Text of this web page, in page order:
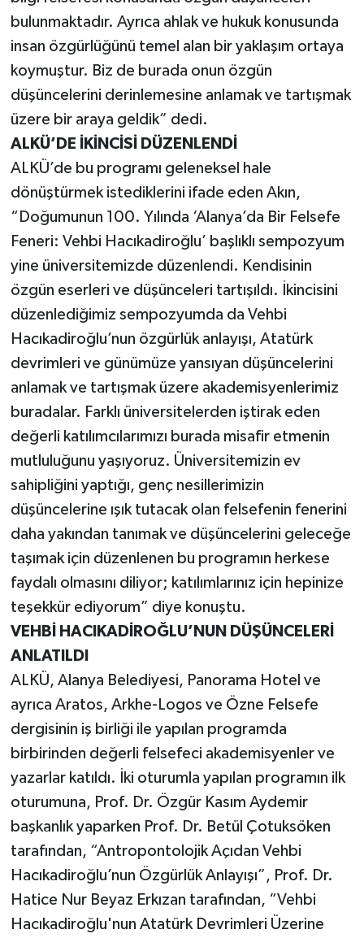
bulunmaktadır. Ayrıca ahlak ve hukuk konusunda
insan özgürlüğünü temel alan bir yaklaşım ortaya
koymuştur. Biz de burada onun özgün
düşüncelerini derinlemesine anlamak ve tartışmak
üzere bir araya geldik” dedi.
ALKÜ’DE İKİNCİSİ DÜZENLENDİ
ALKÜ’de bu programı geleneksel hale
dönüştürmek istediklerini ifade eden Akın,
“Doğumunun 100. Yılında ‘Alanya’da Bir Felsefe
Feneri: Vehbi Hacıkadiroğlu’ başlıklı sempozyum
yine üniversitemizde düzenlendi. Kendisinin
özgün eserleri ve düşünceleri tartışıldı. İkincisini
düzenlediğimiz sempozyumda da Vehbi
Hacıkadiroğlu’nun özgürlük anlayışı, Atatürk
devrimleri ve günümüze yansıyan düşüncelerini
anlamak ve tartışmak üzere akademisyenlerimiz
buradalar. Farklı üniversitelerden iştirak eden
değerli katılımcılarımızı burada misafir etmenin
mutluluğunu yaşıyoruz. Üniversitemizin ev
sahipliğini yaptığı, genç nesillerimizin
düşüncelerine ışık tutacak olan felsefenin fenerini
daha yakından tanımak ve düşüncelerini geleceğe
taşımak için düzenlenen bu programın herkese
faydalı olmasını diliyor; katılımlarınız için hepinize
teşekkür ediyorum” diye konuştu.
VEHBİ HACIKADİROĞLU’NUN DÜŞÜNCELERİ
ANLATILDI
ALKÜ, Alanya Belediyesi, Panorama Hotel ve
ayrıca Aratos, Arkhe-Logos ve Özne Felsefe
dergisinin iş birliği ile yapılan programda
birbirinden değerli felsefeci akademisyenler ve
yazarlar katıldı. İki oturumla yapılan programın ilk
oturumuna, Prof. Dr. Özgür Kasım Aydemir
başkanlık yaparken Prof. Dr. Betül Çotuksöken
tarafından, “Antropontolojik Açıdan Vehbi
Hacıkadiroğlu’nun Özgürlük Anlayışı”, Prof. Dr.
Hatice Nur Beyaz Erkızan tarafından, “Vehbi
Hacıkadiroğlu'nun Atatürk Devrimleri Üzerine